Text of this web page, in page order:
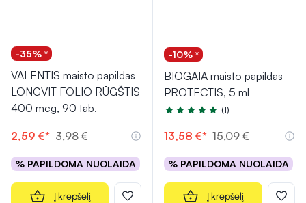
-35% *
VALENTIS maisto papildas
LONGVIT FOLIO RŪGŠTIS
400 mcg, 90 tab.
2,59 €* 3,98 €
% PAPILDOMA NUOLAIDA
Į krepšelį
-10% *
BIOGAIA maisto papildas
PROTECTIS, 5 ml
Įvertinimas 5.0 iš 5
(1)
13,58 €* 15,09 €
% PAPILDOMA NUOLAIDA
Į krepšelį